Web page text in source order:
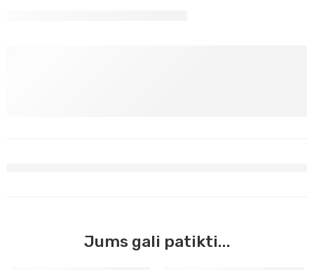
Jums gali patikti...